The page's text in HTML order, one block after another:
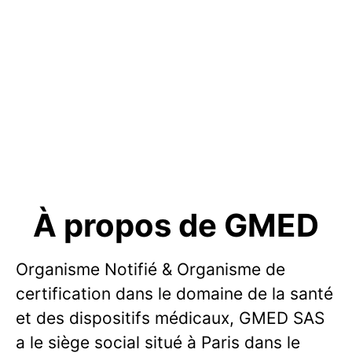
À propos de GMED
Organisme Notifié & Organisme de
certification dans le domaine de la santé
et des dispositifs médicaux, GMED SAS
a le siège social situé à Paris dans le